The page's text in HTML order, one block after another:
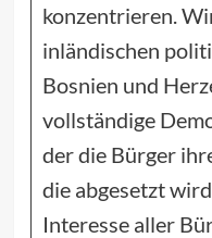
konzentrieren.
inländischen
Bosnien und
vollständige
der die Bürger
die abgesetzt
Interesse aller